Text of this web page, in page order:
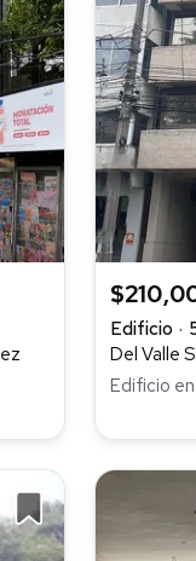
Edificio
Del Valle
Edificio